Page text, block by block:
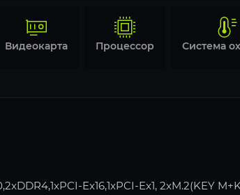
Видеокарта Процессор
Ex16,1xPCI-Ex1, 2xM.2(KEY